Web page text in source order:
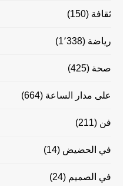
ثقافة (150)
رياضة (1٬338)
صحة (425)
على مدار الساعة (664)
فن (211)
في الحضيض (14)
في الصميم (24)